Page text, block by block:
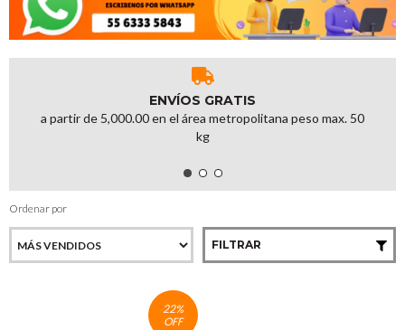
ENVÍOS GRATIS
a partir de 5,000.00 en el área metropolitana peso max. 50
kg
Ordenar por
FILTRAR
22%
OFF